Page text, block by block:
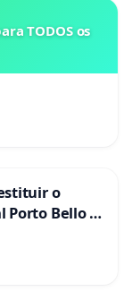
TODOS os
o
Porto Bello -